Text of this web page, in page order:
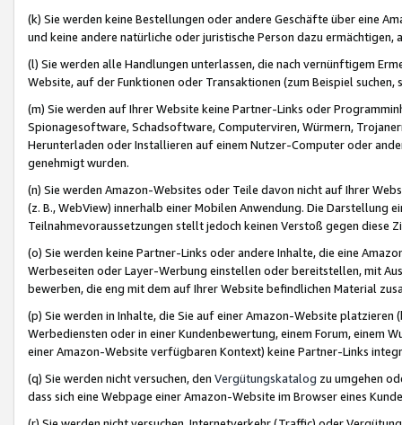
(k) Sie werden keine Bestellungen oder andere Geschäfte über eine
und keine andere natürliche oder juristische Person dazu
(l) Sie werden alle Handlungen unterlassen, die nach vernünftigem
Website, auf der Funktionen oder Transaktionen (zum Beispiel
(m) Sie werden auf Ihrer Website keine Partner-Links oder
Spionagesoftware, Schadsoftware, Computerviren, Würmern,
Herunterladen oder Installieren auf einem Nutzer-Computer oder
genehmigt wurden.
(n) Sie werden Amazon-Websites oder Teile davon nicht auf Ihrer
(z. B., WebView) innerhalb einer Mobilen Anwendung. Die Darstellung
Teilnahmevoraussetzungen stellt jedoch keinen Verstoß gegen diese
(o) Sie werden keine Partner-Links oder andere Inhalte, die eine
Werbeseiten oder Layer-Werbung einstellen oder bereitstellen, mit
bewerben, die eng mit dem auf Ihrer Website befindlichen Material
(p) Sie werden in Inhalte, die Sie auf einer Amazon-Website
Werbediensten oder in einer Kundenbewertung, einem Forum, einem
einer Amazon-Website verfügbaren Kontext) keine Partner-Links
(q) Sie werden nicht versuchen, den Vergütungskatalog zu umgehen
dass sich eine Webpage einer Amazon-Website im Browser eines